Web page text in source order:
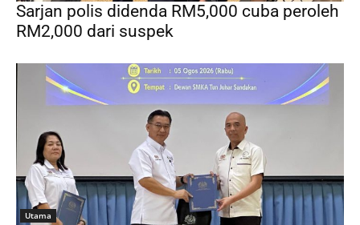
Sarjan polis didenda RM5,000 cuba peroleh
RM2,000 dari suspek
Utama